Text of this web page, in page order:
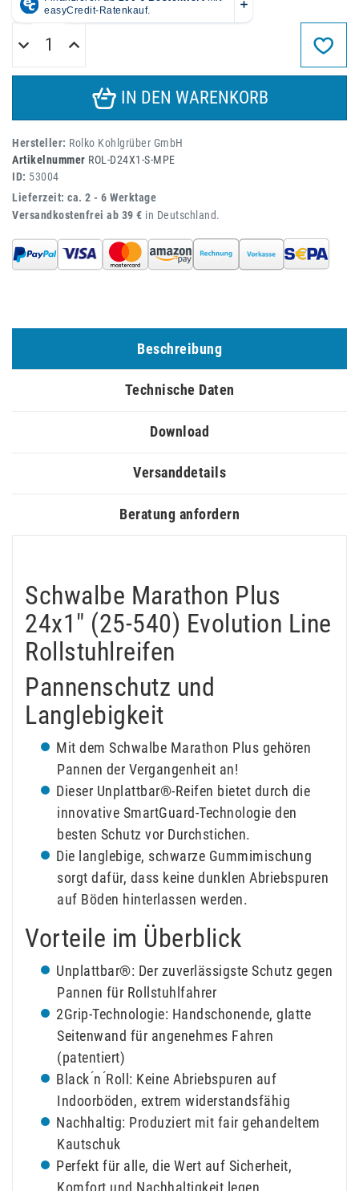
IN DEN WARENKORB
Hersteller: Rolko Kohlgrüber GmbH
Artikelnummer ROL-D24X1-S-MPE
ID: 53004
Lieferzeit: ca. 2 - 6 Werktage
Versandkostenfrei ab 39 € in Deutschland.
Beschreibung
Technische Daten
Download
Versanddetails
Beratung anfordern
Schwalbe Marathon Plus
24x1" (25-540) Evolution Line
Rollstuhlreifen
Pannenschutz und
Langlebigkeit
Mit dem Schwalbe Marathon Plus gehören
Pannen der Vergangenheit an!
Dieser Unplattbar®-Reifen bietet durch die
innovative SmartGuard-Technologie den
besten Schutz vor Durchstichen.
Die langlebige, schwarze Gummimischung
sorgt dafür, dass keine dunklen Abriebspuren
auf Böden hinterlassen werden.
Vorteile im Überblick
Unplattbar®: Der zuverlässigste Schutz gegen
Pannen für Rollstuhlfahrer
2Grip-Technologie: Handschonende, glatte
Seitenwand für angenehmes Fahren
(patentiert)
Black ́n ́Roll: Keine Abriebspuren auf
Indoorböden, extrem widerstandsfähig
Nachhaltig: Produziert mit fair gehandeltem
Kautschuk
Perfekt für alle, die Wert auf Sicherheit,
Komfort und Nachhaltigkeit legen.